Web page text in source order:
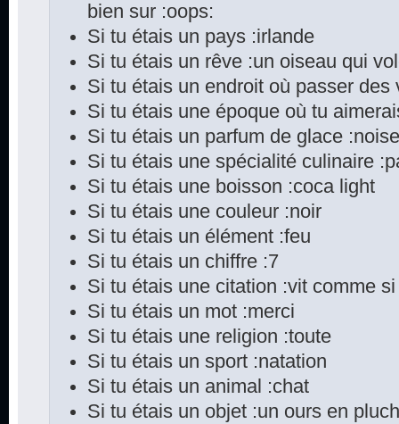
bien sur :oops:
Si tu étais un pays :irlande
Si tu étais un rêve :un oiseau qui
Si tu étais un endroit où passer
Si tu étais une époque où tu
Si tu étais un parfum de glace
Si tu étais une spécialité culinaire
Si tu étais une boisson :coca light
Si tu étais une couleur :noir
Si tu étais un élément :feu
Si tu étais un chiffre :7
Si tu étais une citation :vit comme
Si tu étais un mot :merci
Si tu étais une religion :toute
Si tu étais un sport :natation
Si tu étais un animal :chat
Si tu étais un objet :un ours en